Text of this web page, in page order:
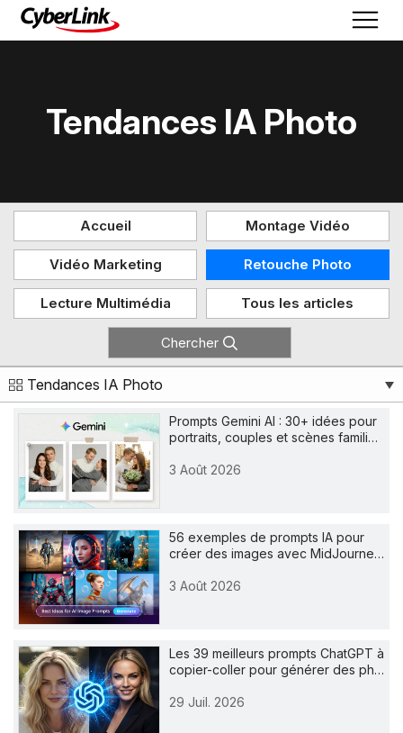
Tendances IA Photo
Accueil Montage Vidéo
Vidéo Marketing Retouche Photo
Lecture Multimédia Tous les articles
Chercher
Tendances IA Photo
Prompts Gemini AI : 30+ idées pour
portraits, couples et scènes famili…
3 Août 2026
56 exemples de prompts IA pour
créer des images avec MidJourne…
3 Août 2026
Les 39 meilleurs prompts ChatGPT à
copier-coller pour générer des ph…
29 Juil. 2026